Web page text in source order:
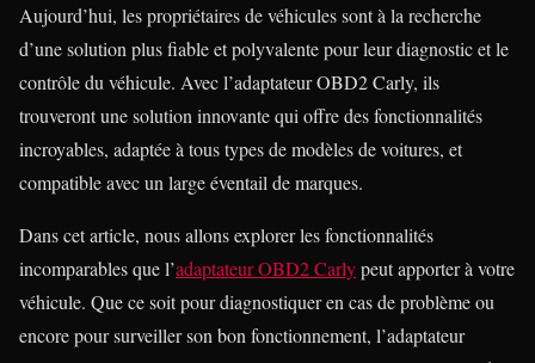
Aujourd’hui, les propriétaires de véhicules sont à la recherche
d’une solution plus fiable et polyvalente pour leur diagnostic et le
contrôle du véhicule. Avec l’adaptateur OBD2 Carly, ils
trouveront une solution innovante qui offre des fonctionnalités
incroyables, adaptée à tous types de modèles de voitures, et
compatible avec un large éventail de marques.
Dans cet article, nous allons explorer les fonctionnalités
incomparables que l’adaptateur OBD2 Carlypeut apporter à votre
véhicule. Que ce soit pour diagnostiquer en cas de problème ou
encore pour surveiller son bon fonctionnement, l’adaptateur